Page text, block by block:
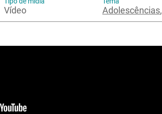
Vídeo Adolescências,